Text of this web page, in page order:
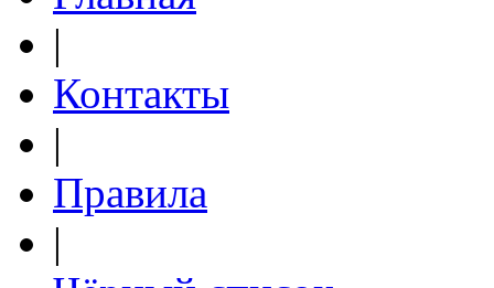
|
Контакты
|
Правила
|